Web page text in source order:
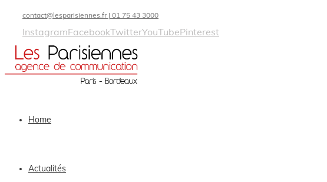
contact@lesparisiennes.fr | 01 75 43 3000
InstagramFacebookTwitterYouTubePinterest
Home
Actualités